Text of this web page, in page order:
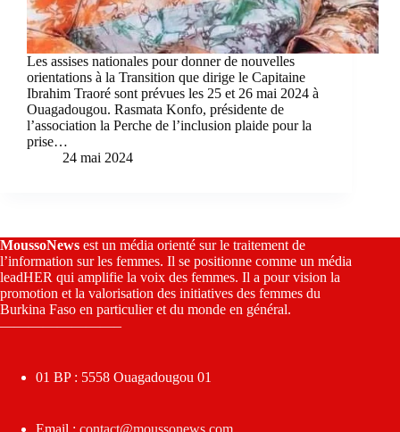
Les assises nationales pour donner de nouvelles
orientations à la Transition que dirige le Capitaine
Ibrahim Traoré sont prévues les 25 et 26 mai 2024 à
Ouagadougou. Rasmata Konfo, présidente de
l’association la Perche de l’inclusion plaide pour la
prise…
24 mai 2024
MoussoNews est un média orienté sur le traitement de
l’information sur les femmes. Il se positionne comme un média
leadHER qui amplifie la voix des femmes. Il a pour vision la
promotion et la valorisation des initiatives des femmes du
Burkina Faso en particulier et du monde en général.
————————–
01 BP : 5558 Ouagadougou 01